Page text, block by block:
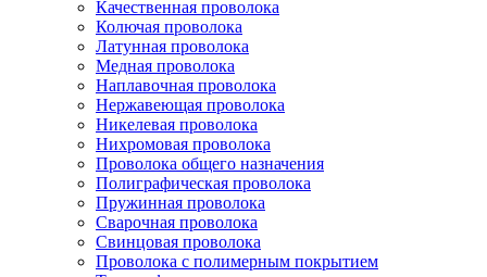
Качественная проволока
Колючая проволока
Латунная проволока
Медная проволока
Наплавочная проволока
Нержавеющая проволока
Никелевая проволока
Нихромовая проволока
Проволока общего назначения
Полиграфическая проволока
Пружинная проволока
Сварочная проволока
Свинцовая проволока
Проволока с полимерным покрытием